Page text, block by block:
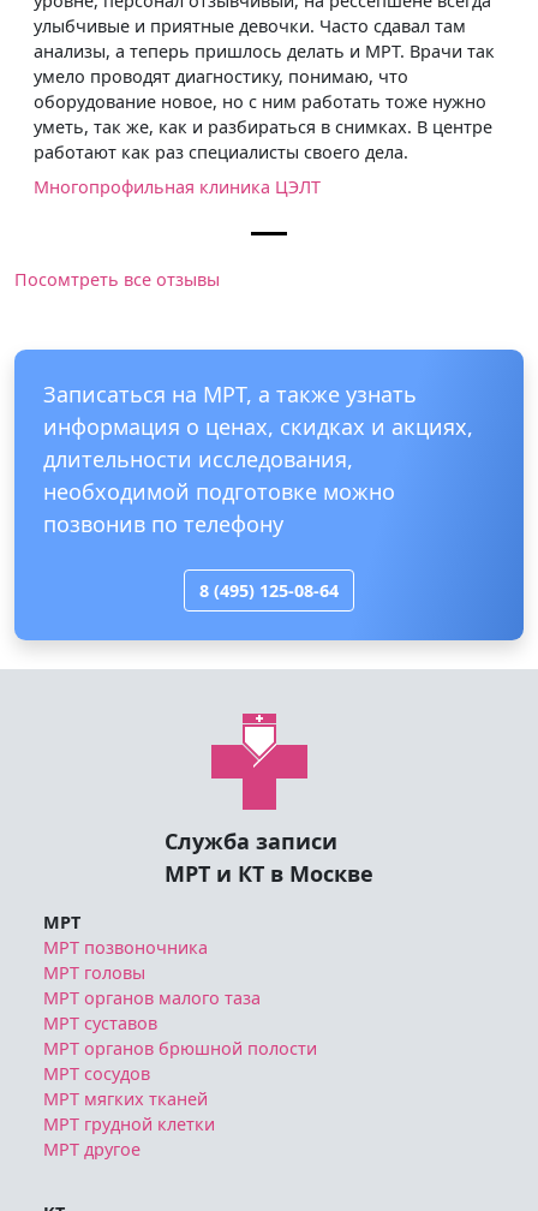
улыбчивые и приятные девочки. Часто сдавал там
анализы, а теперь пришлось делать и МРТ. Врачи так
умело проводят диагностику, понимаю, что
оборудование новое, но с ним работать тоже нужно
уметь, так же, как и разбираться в снимках. В центре
работают как раз специалисты своего дела.
Многопрофильная клиника ЦЭЛТ
Посомтреть все отзывы
Записаться на МРТ, а также узнать
информация о ценах, скидках и акциях,
длительности исследования,
необходимой подготовке можно
позвонив по телефону
8 (495) 125-08-64
Служба записи
МРТ и КТ в Москве
МРТ
МРТ позвоночника
МРТ головы
МРТ органов малого таза
МРТ суставов
МРТ органов брюшной полости
МРТ сосудов
МРТ мягких тканей
МРТ грудной клетки
МРТ другое